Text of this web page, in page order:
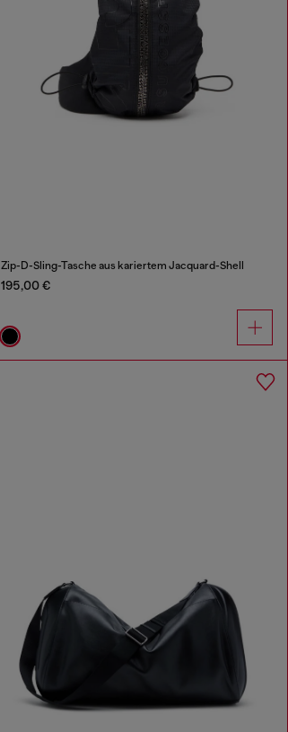
Zip-D-Sling-Tasche aus kariertem Jacquard-Shell
195,00 €